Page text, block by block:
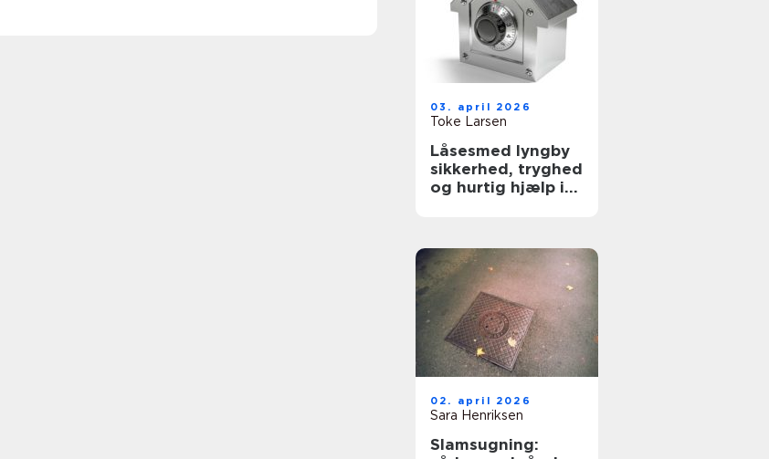
03. april 2026
Toke Larsen
Låsesmed lyngby
sikkerhed, tryghed
og hurtig hjælp i
02. april 2026
Sara Henriksen
Slamsugning: